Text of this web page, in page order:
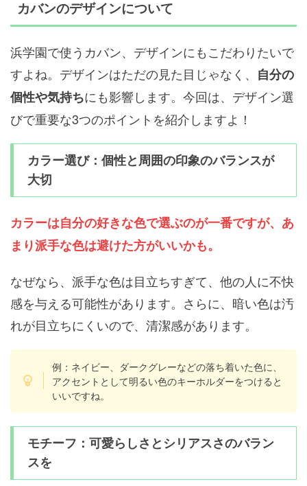
カバンのデザインについて
浜学園で使うカバン、デザインにもこだわりたいで
すよね。デザインはただの見た目じゃなく、 自分の
個性や気持ちにも影響します。今回は、デザイン選
びで重要な3つのポイントを紹介しますよ！
カラー選び：個性と周囲の印象のバランスが
大切
カラーは自分の好きな色で選ぶのが一番ですが、あ
まり派手な色は避けた方がいいかも。
なぜなら、派手な色は目立ちすぎて、他の人に不快
感を与える可能性があります。さらに、暗い色は汚
れが目立ちにくいので、清潔感があります。
例：ネイビー、ダークグレーなどの落ち着いた色に、
アクセントとして明るい色のキーホルダーをつけると
いいですね。
モチーフ：可愛らしさとシリアスさのバラン
スを